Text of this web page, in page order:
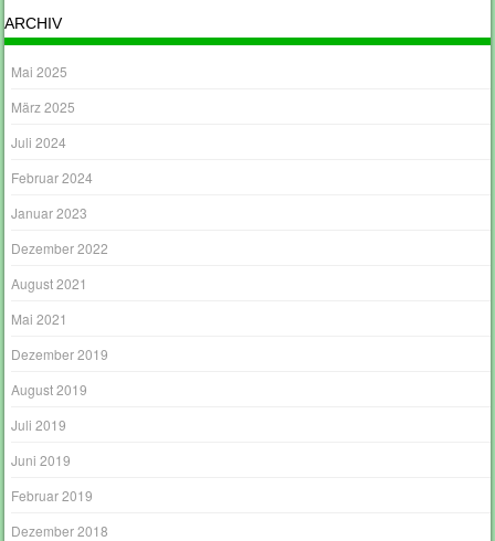
ARCHIV
Mai 2025
März 2025
Juli 2024
Februar 2024
Januar 2023
Dezember 2022
August 2021
Mai 2021
Dezember 2019
August 2019
Juli 2019
Juni 2019
Februar 2019
Dezember 2018